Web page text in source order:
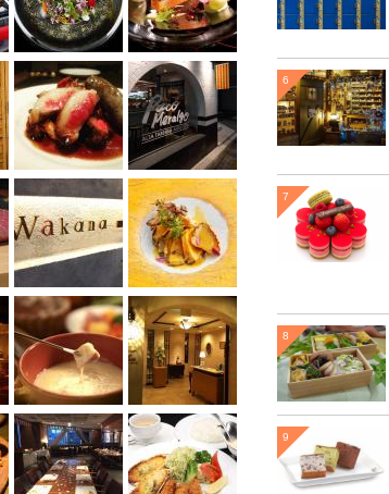
6
7
8
9